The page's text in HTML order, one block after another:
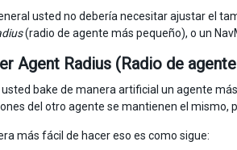
usted no debería necesitar ajustar el
(radio de agente más pequeño), o un
Agent Radius (Radio de
bake de manera artificial un agente
del otro agente se mantienen el mismo,
más fácil de hacer eso es como sigue: